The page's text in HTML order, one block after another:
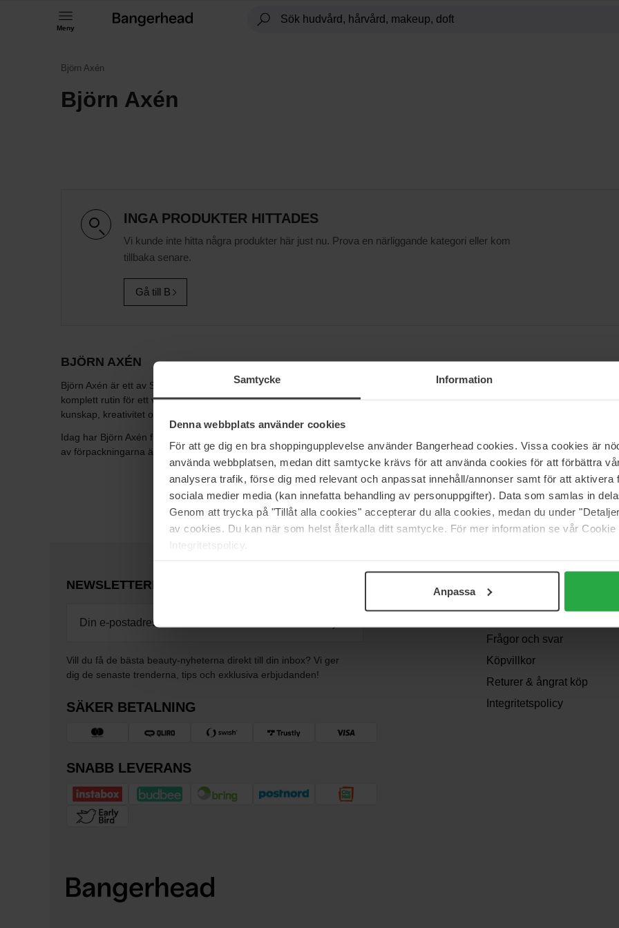
Samtycke Information
Denna webbplats använder cookies
För att ge dig en bra shoppingupplevelse använder Bangerhead cookies. Vissa cookies är
använda webbplatsen, medan ditt samtycke krävs för att använda cookies för att förbättra
analysera trafik, förse dig med relevant och anpassat innehåll/annonser samt för att aktivera
sociala medier media (kan innefatta behandling av personuppgifter). Data som samlas in
Genom att trycka på "Tillåt alla cookies" accepterar du alla cookies, medan du under
av cookies. Du kan när som helst återkalla ditt samtycke. För mer information se vår
Integritetspolicy.
Anpassa
Meny
Björn Axén
Björn Axén
INGA PRODUKTER HITTADES
Vi kunde inte hitta några produkter här just nu. Prova en närliggande kategori eller kom
tillbaka senare.
Gå till B
BJÖRN AXÉN
Björn Axén är ett av Sveriges starkaste varumärke inom hårvård. Förknippad med lyx och flärd, men också kvalité och hög
komplett rutin för ett välmående hår och hud. År 1963 öppnade Björn Axén sin första frisörsalong i Stockholm. Upplärd av
kunskap, kreativitet och ett nytänk från den franska huvudstaden. Sedan 1984 är Björn Axén kunglig hovleverantör och
Idag har Björn Axén flera frisörsalonger runt om i Sverige med fokus på nytänk, modernitet och trender. Flera av produkterna
av förpackningarna är klimatkompenserade.
NEWSLETTERBE THE FIRST TO KNOW
Vill du få de bästa beauty-nyheterna direkt till din inbox? Vi ger
dig de senaste trenderna, tips och exklusiva erbjudanden!
SÄKER BETALNING
SNABB LEVERANS
Support
Frågor och svar
Köpvillkor
Returer & ångrat köp
Integritetspolicy